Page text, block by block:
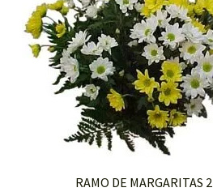
RAMO DE MARGARITAS 2